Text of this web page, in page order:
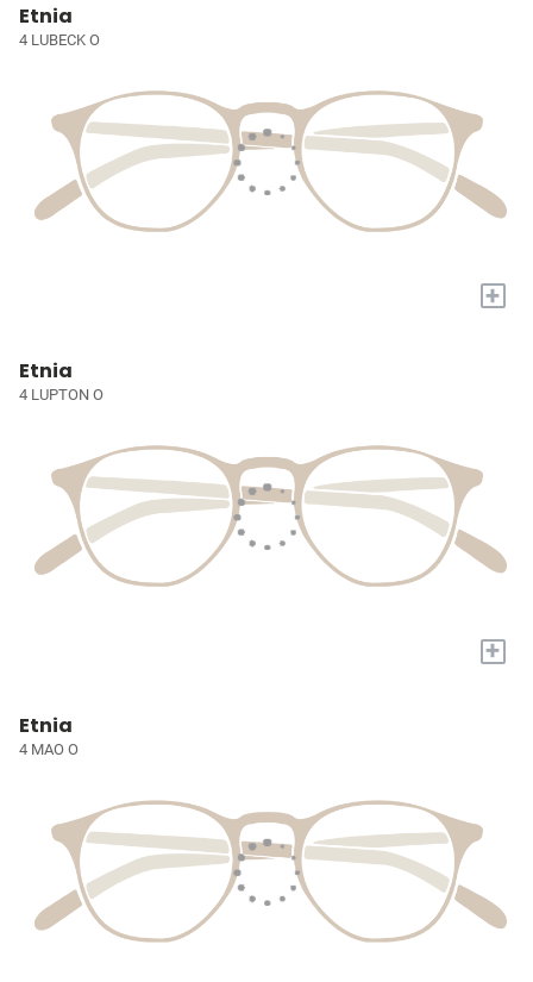
Etnia
4 LUBECK O
+
Etnia
4 LUPTON O
+
Etnia
4 MAO O